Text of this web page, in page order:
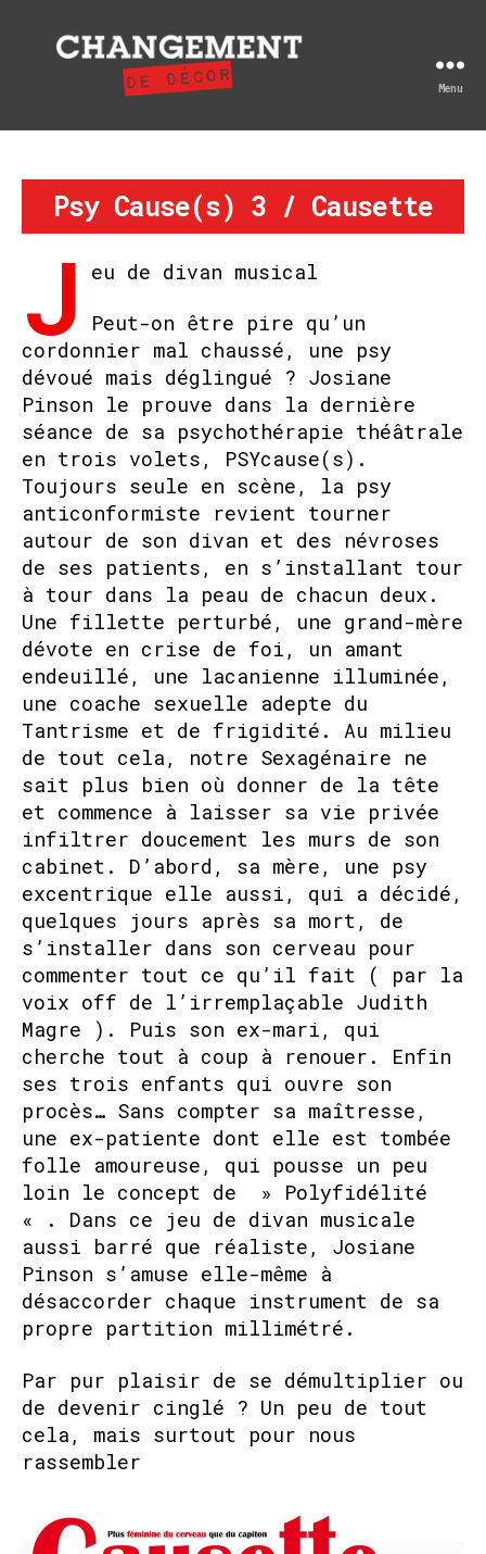
de
Menu
Psy Cause(s) 3 / Causette
J
eu de divan musical
Peut-on être pire qu’un
cordonnier mal chaussé, une psy
dévoué mais déglingué ? Josiane
Pinson le prouve dans la dernière
séance de sa psychothérapie théâtrale
en trois volets, PSYcause(s).
Toujours seule en scène, la psy
anticonformiste revient tourner
autour de son divan et des névroses
de ses patients, en s’installant tour
à tour dans la peau de chacun deux.
Une fillette perturbé, une grand-mère
dévote en crise de foi, un amant
endeuillé, une lacanienne illuminée,
une coache sexuelle adepte du
Tantrisme et de frigidité. Au milieu
de tout cela, notre Sexagénaire ne
sait plus bien où donner de la tête
et commence à laisser sa vie privée
infiltrer doucement les murs de son
cabinet. D’abord, sa mère, une psy
excentrique elle aussi, qui a décidé,
quelques jours après sa mort, de
s’installer dans son cerveau pour
commenter tout ce qu’il fait ( par la
voix off de l’irremplaçable Judith
Magre ). Puis son ex-mari, qui
cherche tout à coup à renouer. Enfin
ses trois enfants qui ouvre son
procès… Sans compter sa maîtresse,
une ex-patiente dont elle est tombée
folle amoureuse, qui pousse un peu
loin le concept de » Polyfidélité
« . Dans ce jeu de divan musicale
aussi barré que réaliste, Josiane
Pinson s’amuse elle-même à
désaccorder chaque instrument de sa
propre partition millimétré.
Par pur plaisir de se démultiplier ou
de devenir cinglé ? Un peu de tout
cela, mais surtout pour nous
rassembler